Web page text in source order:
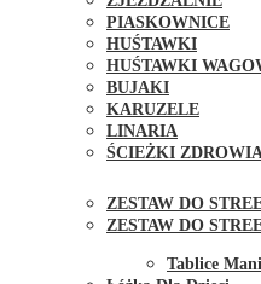
PIASKOWNICE
HUŚTAWKI
HUŚTAWKI
BUJAKI
KARUZELE
LINARIA
ŚCIEŻKI
ZESTAW DO
ZESTAW DO
Tablice